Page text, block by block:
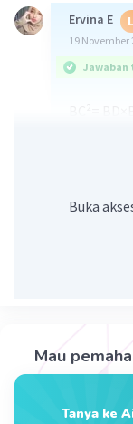
Ervina E
19 November
Beri
Buka
Mau
Tanya ke